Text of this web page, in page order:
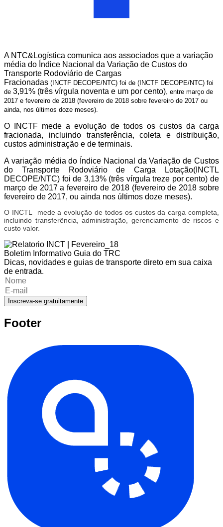
A NTC&Logística comunica aos associados que a variação
média do Índice Nacional da Variação de Custos do
Transporte Rodoviário de Cargas
Fracionadas (INCTF DECOPE/NTC) foi de (INCTF DECOPE/NTC) foi
de 3,91% (três vírgula noventa e um por cento), entre março de
2017 e fevereiro de 2018 (fevereiro de 2018 sobre fevereiro de 2017 ou
ainda, nos últimos doze meses).
O INCTF mede a evolução de todos os custos da carga
fracionada, incluindo transferência, coleta e distribuição,
custos administração e de terminais.
A variação média do Índice Nacional da Variação de Custos
do Transporte Rodoviário de Carga Lotação(INCTL
DECOPE/NTC) foi de 3,13%(três vírgula treze por cento) de
março de 2017 a fevereiro de 2018 (fevereiro de 2018 sobre
fevereiro de 2017, ou ainda nos últimos doze meses).
O INCTL mede a evolução de todos os custos da carga completa,
incluindo transferência, administração, gerenciamento de riscos e
custo valor.
Boletim Informativo Guia do TRC
Dicas, novidades e guias de transporte direto em sua caixa
de entrada.
Inscreva-se gratuitamente
Footer